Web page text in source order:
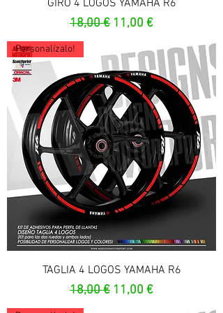
GIRO 4 LOGOS YAMAHA R6
Prix original
18,00 € Prix promotionnel
11,00 €
Personalízalo!
TAGLIA 4 LOGOS YAMAHA R6
Prix original
18,00 € Prix promotionnel
11,00 €